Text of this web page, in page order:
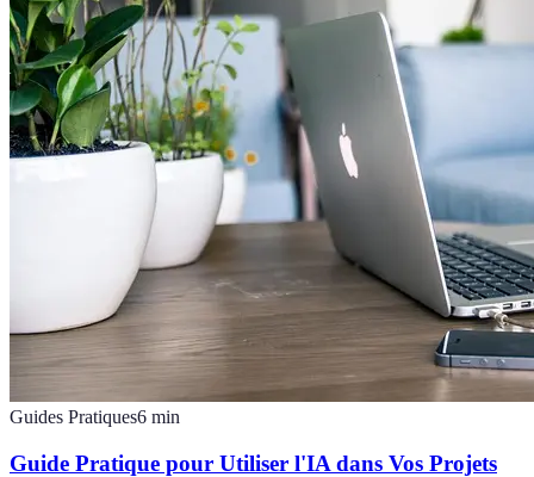
Guides Pratiques6 min
Guide Pratique pour Utiliser l'IA dans Vos Projets